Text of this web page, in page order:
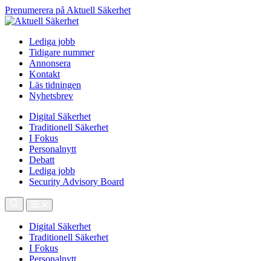
Prenumerera på Aktuell Säkerhet
Lediga jobb
Tidigare nummer
Annonsera
Kontakt
Läs tidningen
Nyhetsbrev
Digital Säkerhet
Traditionell Säkerhet
I Fokus
Personalnytt
Debatt
Lediga jobb
Security Advisory Board
Digital Säkerhet
Traditionell Säkerhet
I Fokus
Personalnytt